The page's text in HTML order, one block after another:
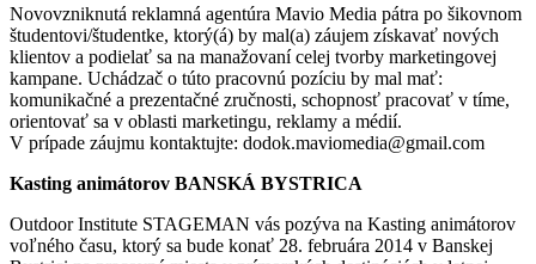
Novovzniknutá reklamná agentúra Mavio Media pátra po šikovnom
študentovi/študentke, ktorý(á) by mal(a) záujem získavať nových
klientov a podielať sa na manažovaní celej tvorby marketingovej
kampane. Uchádzač o túto pracovnú pozíciu by mal mať:
komunikačné a prezentačné zručnosti, schopnosť pracovať v tíme,
orientovať sa v oblasti marketingu, reklamy a médií.
V prípade záujmu kontaktujte: dodok.maviomedia@gmail.com
Kasting animátorov BANSKÁ BYSTRICA
Outdoor Institute STAGEMAN vás pozýva na Kasting animátorov
voľného času, ktorý sa bude konať 28. februára 2014 v Banskej